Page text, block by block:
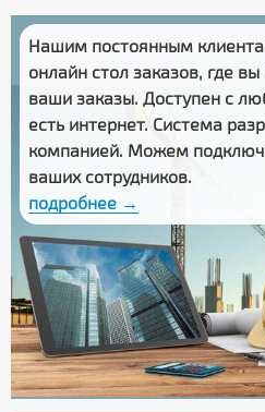
Нашим постоянным
онлайн стол заказов, где
ваши заказы. Доступен с
есть интернет. Система
компанией. Можем
ваших сотрудников.
подробнее →